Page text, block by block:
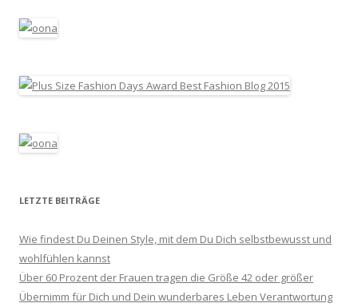
LETZTE BEITRÄGE
Wie findest Du Deinen Style, mit dem Du Dich selbstbewusst und
wohlfühlen kannst
Über 60 Prozent der Frauen tragen die Größe 42 oder größer
Übernimm für Dich und Dein wunderbares Leben Verantwortung